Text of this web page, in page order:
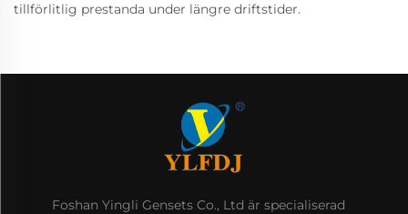
tillförlitlig prestanda under längre driftstider.
Foshan Yingli Gensets Co., Ltd är specialiserad